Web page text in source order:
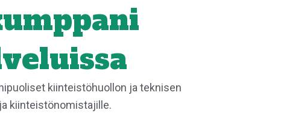
kiinteistöhuollon ja teknisen
kiinteistönomistajille.